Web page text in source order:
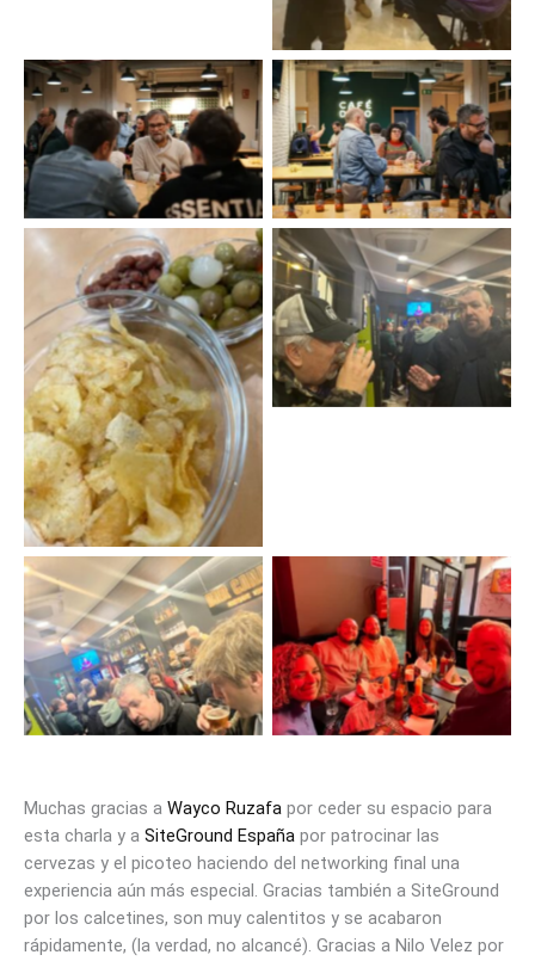
Beerworking WordPress
Valencia
Beerworking WordPress
Valencia
Beerworking WordPress
Valencia
Beerworking WordPress
Valencia
Beerworking WordPress
Valencia
Beerworking WordPress
Valencia
Muchas gracias a Wayco Ruzafa por ceder su espacio para
esta charla y a SiteGround España por patrocinar las
cervezas y el picoteo haciendo del networking final una
experiencia aún más especial. Gracias también a SiteGround
por los calcetines, son muy calentitos y se acabaron
rápidamente, (la verdad, no alcancé). Gracias a Nilo Velez por